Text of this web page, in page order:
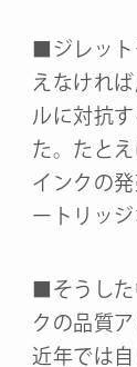
■ジレッ
えなけれ
ルに対抗
た。たと
インクの
ートリッジ
■そうし
クの品質
近年では